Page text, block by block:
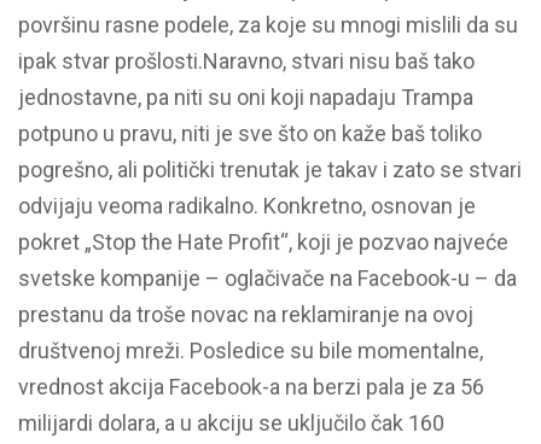
površinu rasne podele, za koje su mnogi mislili da su
ipak stvar prošlosti.Naravno, stvari nisu baš tako
jednostavne, pa niti su oni koji napadaju Trampa
potpuno u pravu, niti je sve što on kaže baš toliko
pogrešno, ali politički trenutak je takav i zato se stvari
odvijaju veoma radikalno. Konkretno, osnovan je
pokret „Stop the Hate Profit“, koji je pozvao najveće
svetske kompanije – oglačivače na Facebook-u – da
prestanu da troše novac na reklamiranje na ovoj
društvenoj mreži. Posledice su bile momentalne,
vrednost akcija Facebook-a na berzi pala je za 56
milijardi dolara, a u akciju se uključilo čak 160